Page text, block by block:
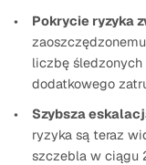
Pokrycie ryzyka
liczbę
dodatkowego
Szybsza
ryzyka są teraz
szczebla w ciągu